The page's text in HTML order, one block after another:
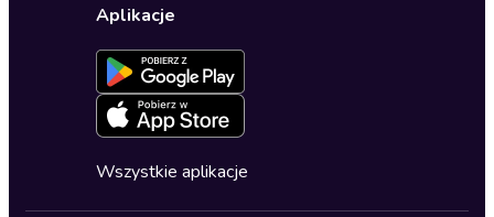
Dla młodzieży
Ustawienia prywatności
Formularz zgłaszania nielegalnych treści
Deklaracja dostępności
Oferta dla firm i bibliotek
Dołącz do newslettera
Blog
Zapowiedzi
Cykle audiobooków
Aplikacje
Wszystkie aplikacje